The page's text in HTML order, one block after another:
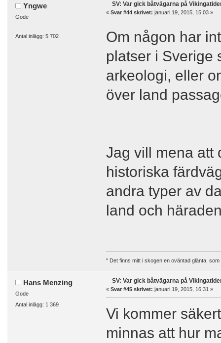
Yngwe
Gode
Antal inlägg: 5 702
SV: Var gick båtvägarna på
« Svar #44 skrivet: januari 19, 2015, 15:03 »
Om någon har
platser i Sverige
arkeologi, eller
över land
Jag vill mena att
historiska
andra typer av
land och
" Det finns mitt i skogen en oväntad glänta,
Hans Menzing
Gode
Antal inlägg: 1 369
SV: Var gick båtvägarna på
« Svar #45 skrivet: januari 19, 2015, 16:31 »
Vi kommer
minnas att hur